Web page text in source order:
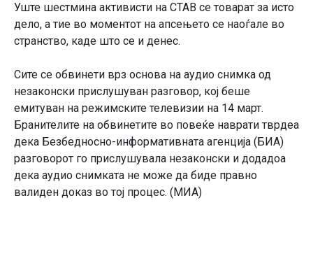
Уште шестмина активисти на СТАВ се товарат за исто
дело, а тие во моментот на апсењето се наоѓале во
странство, каде што се и денес.
Сите се обвинети врз основа на аудио снимка од
незаконски прислушуван разговор, кој беше
емитуван на режимските телевизии на 14 март.
Бранителите на обвинетите во повеќе наврати тврдеа
дека Безбедносно-информативната агенција (БИА)
разговорот го прислушувала незаконски и додадоа
дека аудио снимката не може да биде правно
валиден доказ во тој процес. (МИА)